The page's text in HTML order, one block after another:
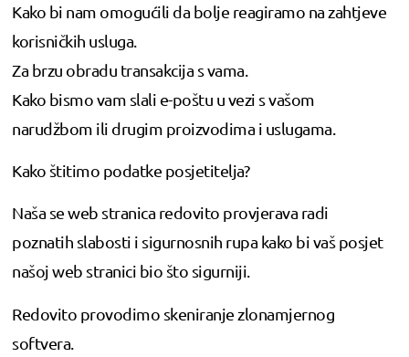
Kako bi nam omogućili da bolje reagiramo na zahtjeve
korisničkih usluga.
Za brzu obradu transakcija s vama.
Kako bismo vam slali e-poštu u vezi s vašom
narudžbom ili drugim proizvodima i uslugama.
Kako štitimo podatke posjetitelja?
Naša se web stranica redovito provjerava radi
poznatih slabosti i sigurnosnih rupa kako bi vaš posjet
našoj web stranici bio što sigurniji.
Redovito provodimo skeniranje zlonamjernog
softvera.